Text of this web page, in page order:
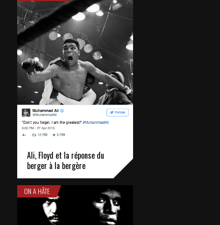
Ali, Floyd et la réponse du
berger à la bergère
ON A HÂTE